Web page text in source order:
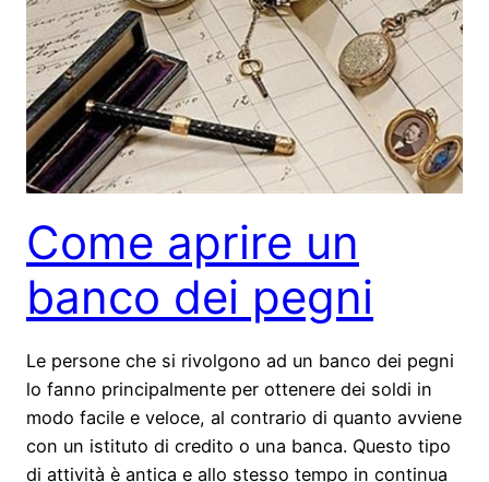
Come aprire un
banco dei pegni
Le persone che si rivolgono ad un banco dei pegni
lo fanno principalmente per ottenere dei soldi in
modo facile e veloce, al contrario di quanto avviene
con un istituto di credito o una banca. Questo tipo
di attività è antica e allo stesso tempo in continua